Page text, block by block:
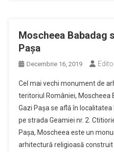
Moscheea Babadag
Pașa
Decembrie 16, 2019
Cel mai vechi monument de
teritoriul României, Moscheea
Gazi Pașa se află în
pe strada Geamiei nr. 2.
Pașa, Moscheea este un
arhitectură religioasă construit